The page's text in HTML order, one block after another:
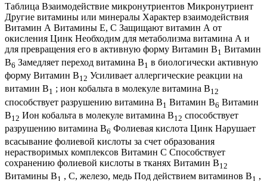
Таблица Взаимодействие микронутриентов Микронутриент
Другие витамины или минералы Характер взаимодействия
Витамин А Витамины Е, С Защищают витамин А от
окисления Цинк Необходим для метаболизма витамина А и
для превращения его в активную форму Витамин В1 Витамин
В6 Замедляет переход витамина В1 в биологически активную
форму Витамин В12 Усиливает аллергические реакции на
витамин В1 ; ион кобальта в молекуле витамина В12
способствует разрушению витамина В1 Витамин В6 Витамин
В12 Ион кобальта в молекуле витамина В12 способствует
разрушению витамина В6 Фолиевая кислота Цинк Нарушает
всасывание фолиевой кислоты за счет образования
нерастворимых комплексов Витамин С Способствует
сохранению фолиевой кислоты в тканях Витамин В12
Витамины В , С, железо, медь Под действием витаминов В
,